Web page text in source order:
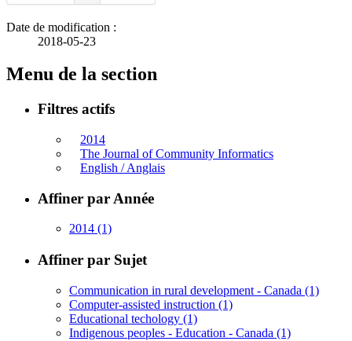
Date de modification :
2018-05-23
Menu de la section
Filtres actifs
2014
The Journal of Community Informatics
English / Anglais
Affiner par Année
2014 (1)
Affiner par Sujet
Communication in rural development - Canada (1)
Computer-assisted instruction (1)
Educational techology (1)
Indigenous peoples - Education - Canada (1)